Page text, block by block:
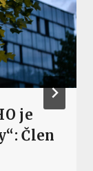
je
Člen